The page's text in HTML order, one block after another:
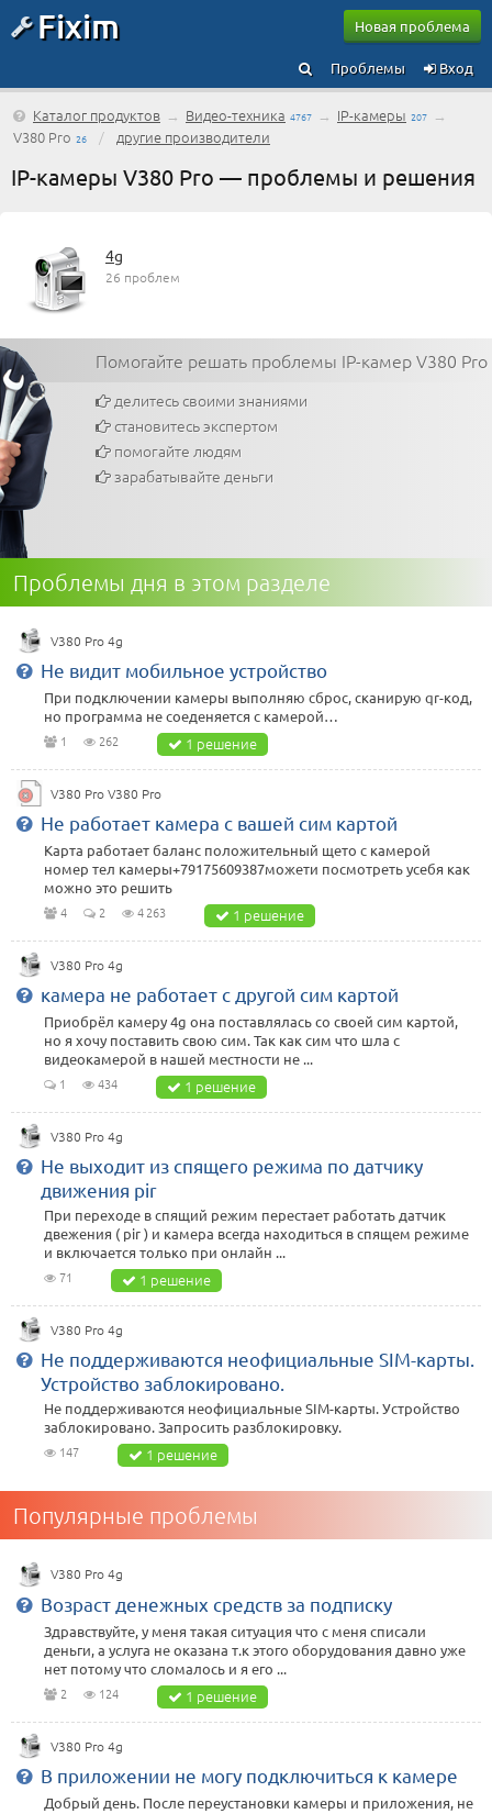
Fixim Новая проблема
Вход
Проблемы
Каталог продуктов → Видео-техника 4767 → IP-камеры 207 →
V380 Pro 26 / другие производители
IP-камеры V380 Pro — проблемы и решения
4g
26 проблем
Помогайте решать проблемы IP-камер V380 Pro
делитесь своими знаниями
становитесь экспертом
помогайте людям
зарабатывайте деньги
Проблемы дня в этом разделе
V380 Pro 4g
Не видит мобильное устройство
При подключении камеры выполняю сброс, сканирую qr-код,
но программа не соеденяется с камерой…
1 262 1 решение
V380 Pro V380 Pro
Не работает камера с вашей сим картой
Карта работает баланс положительный щето с камерой
номер тел камеры+79175609387можети посмотреть усебя как
можно это решить
4 2 4 263 1 решение
V380 Pro 4g
камера не работает с другой сим картой
Приобрёл камеру 4g она поставлялась со своей сим картой,
но я хочу поставить свою сим. Так как сим что шла с
видеокамерой в нашей местности не ...
1 434 1 решение
V380 Pro 4g
Не выходит из спящего режима по датчику
движения pir
При переходе в спящий режим перестает работать датчик
двежения ( pir ) и камера всегда находиться в спящем режиме
и включается только при онлайн ...
71 1 решение
V380 Pro 4g
Не поддерживаются неофициальные SIM-карты.
Устройство заблокировано.
Не поддерживаются неофициальные SIM-карты. Устройство
заблокировано. Запросить разблокировку.
147 1 решение
Популярные проблемы
V380 Pro 4g
Возраст денежных средств за подписку
Здравствуйте, у меня такая ситуация что с меня списали
деньги, а услуга не оказана т.к этого оборудования давно уже
нет потому что сломалось и я его ...
2 124 1 решение
V380 Pro 4g
В приложении не могу подключиться к камере
Добрый день. После переустановки камеры и приложения, не